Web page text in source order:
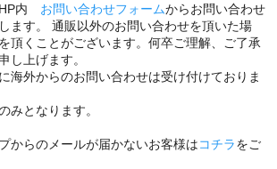
内 お問い合わせフォームからお問い合わせ
ます。 通販以外のお問い合わせを頂いた場
頂くことがございます。何卒ご理解、ご了承
し上げます。
海外からのお問い合わせは受け付けておりま
みとなります。
からのメールが届かないお客様はコチラをご